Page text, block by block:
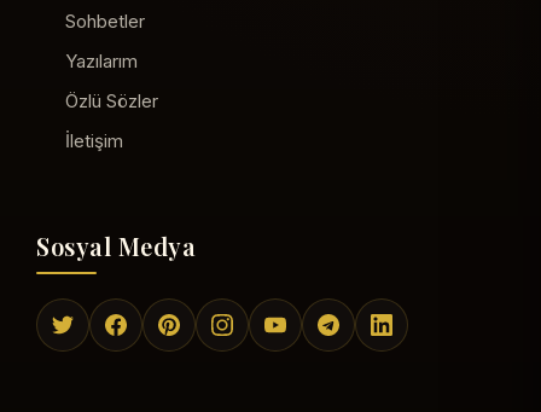
Sohbetler
Yazılarım
Özlü Sözler
İletişim
Sosyal Medya